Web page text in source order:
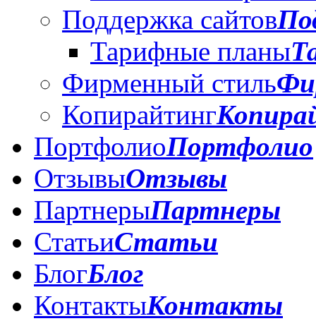
Поддержка сайтов
Тарифные планы
Фирменный стиль
Копирайтинг
ПортфолиоПортфолио
ОтзывыОтзывы
ПартнерыПартнеры
СтатьиСтатьи
БлогБлог
КонтактыКонтакты